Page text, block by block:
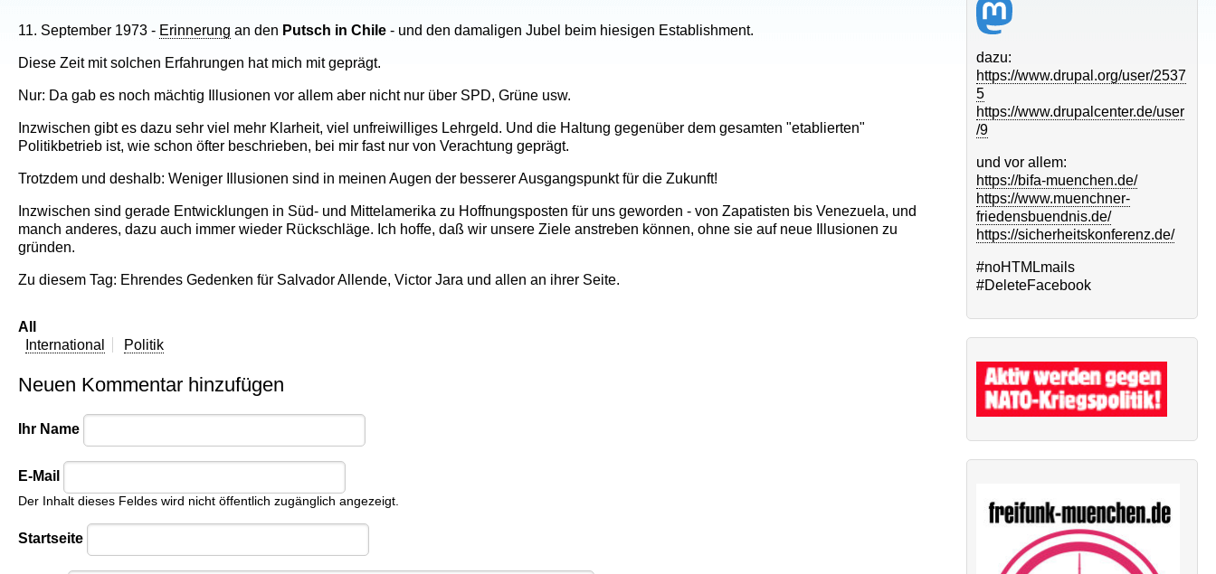
11. September 1973 - Erinnerung an den Putsch in Chile - und den damaligen Jubel beim hiesigen Establishment.
Diese Zeit mit solchen Erfahrungen hat mich mit geprägt.
Nur: Da gab es noch mächtig Illusionen vor allem aber nicht nur über SPD, Grüne usw.
Inzwischen gibt es dazu sehr viel mehr Klarheit, viel unfreiwilliges Lehrgeld. Und die Haltung gegenüber dem gesamten "etablierten"
Politikbetrieb ist, wie schon öfter beschrieben, bei mir fast nur von Verachtung geprägt.
Trotzdem und deshalb: Weniger Illusionen sind in meinen Augen der besserer Ausgangspunkt für die Zukunft!
Inzwischen sind gerade Entwicklungen in Süd- und Mittelamerika zu Hoffnungsposten für uns geworden - von Zapatisten bis Venezuela, und
manch anderes, dazu auch immer wieder Rückschläge. Ich hoffe, daß wir unsere Ziele anstreben können, ohne sie auf neue Illusionen zu
gründen.
Zu diesem Tag: Ehrendes Gedenken für Salvador Allende, Victor Jara und allen an ihrer Seite.
All
International
Politik
Neuen Kommentar hinzufügen
Ihr Name
E-Mail
Der Inhalt dieses Feldes wird nicht öffentlich zugänglich angezeigt.
Startseite
dazu:
https://www.drupal.org/user/2537
5
https://www.drupalcenter.de/user
/9
und vor allem:
https://bifa-muenchen.de/
https://www.muenchner-
friedensbuendnis.de/
https://sicherheitskonferenz.de/
#noHTMLmails
#DeleteFacebook